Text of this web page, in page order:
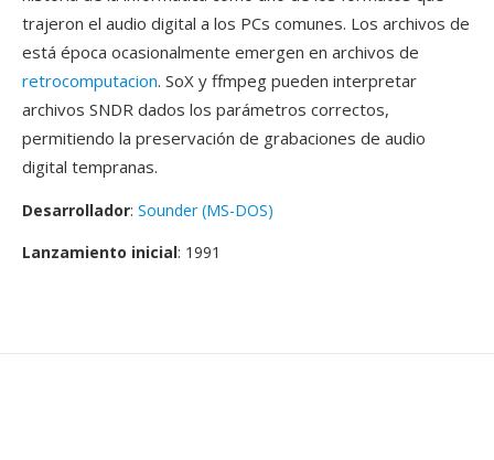
trajeron el audio digital a los PCs comunes. Los archivos de
está época ocasionalmente emergen en archivos de
retrocomputacion. SoX y ffmpeg pueden interpretar
archivos SNDR dados los parámetros correctos,
permitiendo la preservación de grabaciones de audio
digital tempranas.
Desarrollador: Sounder (MS-DOS)
Lanzamiento inicial: 1991